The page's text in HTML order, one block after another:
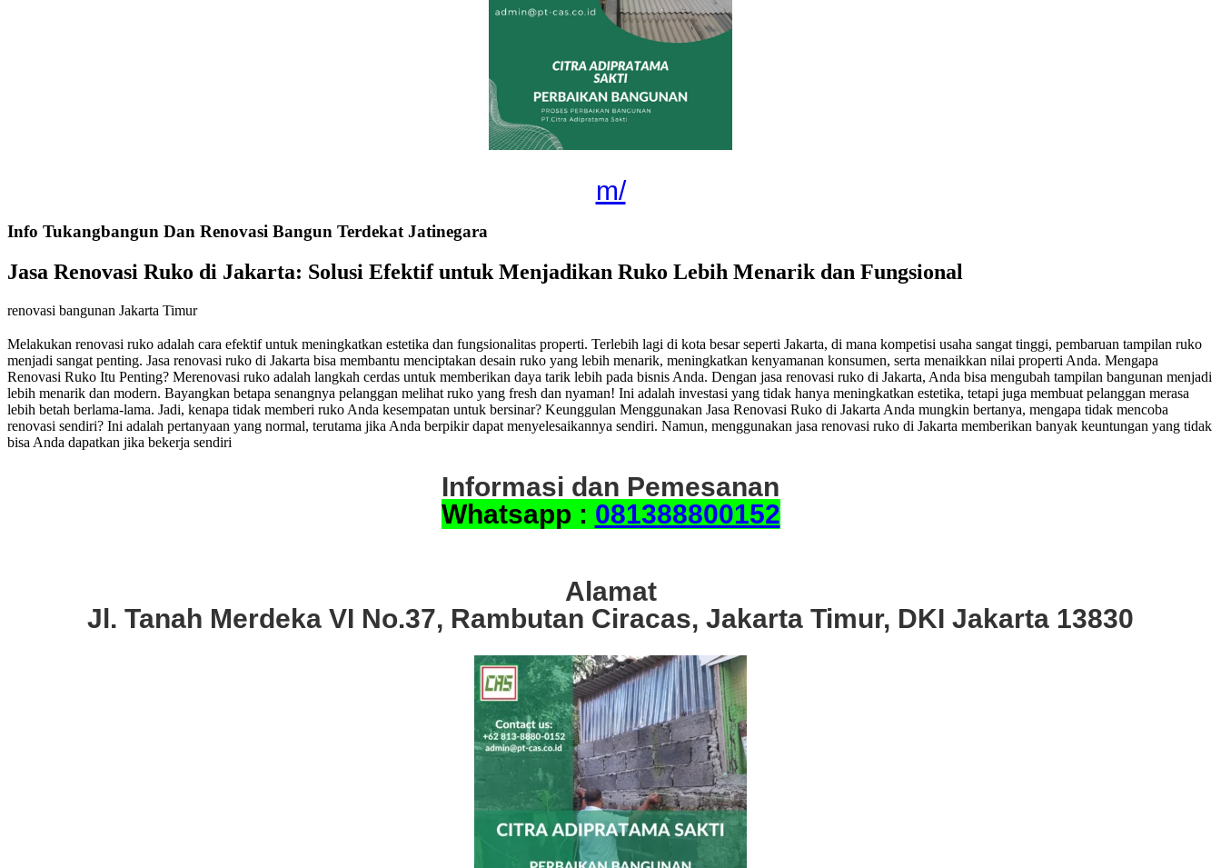
m/
Info Tukangbangun Dan Renovasi Bangun Terdekat Jatinegara
Jasa Renovasi Ruko di Jakarta: Solusi Efektif untuk Menjadikan Ruko Lebih Menarik dan Fungsional
renovasi bangunan Jakarta Timur
Melakukan renovasi ruko adalah cara efektif untuk meningkatkan estetika dan fungsionalitas properti. Terlebih lagi di kota besar seperti Jakarta, di mana kompetisi usaha sangat tinggi, pembaruan tampilan ruko
menjadi sangat penting. Jasa renovasi ruko di Jakarta bisa membantu menciptakan desain ruko yang lebih menarik, meningkatkan kenyamanan konsumen, serta menaikkan nilai properti Anda. Mengapa
Renovasi Ruko Itu Penting? Merenovasi ruko adalah langkah cerdas untuk memberikan daya tarik lebih pada bisnis Anda. Dengan jasa renovasi ruko di Jakarta, Anda bisa mengubah tampilan bangunan menjadi
lebih menarik dan modern. Bayangkan betapa senangnya pelanggan melihat ruko yang fresh dan nyaman! Ini adalah investasi yang tidak hanya meningkatkan estetika, tetapi juga membuat pelanggan merasa
lebih betah berlama-lama. Jadi, kenapa tidak memberi ruko Anda kesempatan untuk bersinar? Keunggulan Menggunakan Jasa Renovasi Ruko di Jakarta Anda mungkin bertanya, mengapa tidak mencoba
renovasi sendiri? Ini adalah pertanyaan yang normal, terutama jika Anda berpikir dapat menyelesaikannya sendiri. Namun, menggunakan jasa renovasi ruko di Jakarta memberikan banyak keuntungan yang tidak
bisa Anda dapatkan jika bekerja sendiri
Informasi dan Pemesanan
Whatsapp : 081388800152
Alamat
Jl. Tanah Merdeka VI No.37, Rambutan Ciracas, Jakarta Timur, DKI Jakarta 13830